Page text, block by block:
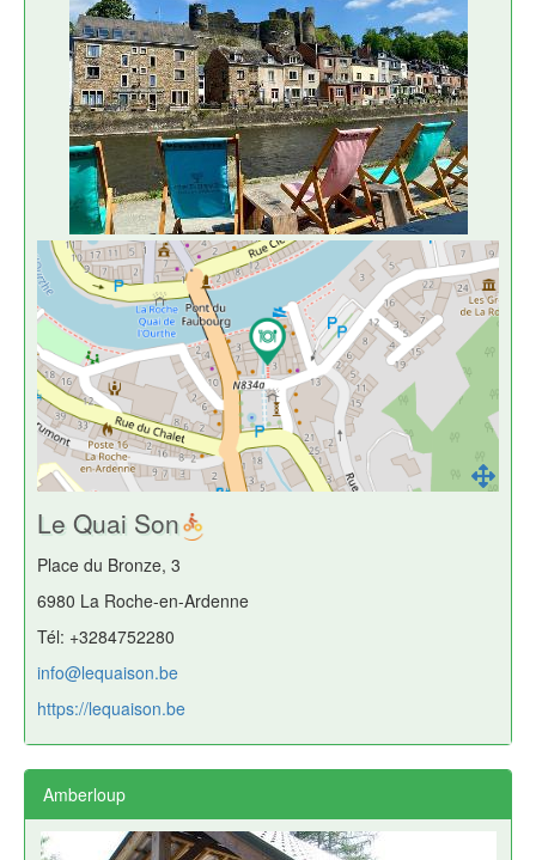
Le Quai Son
Place du Bronze, 3
6980 La Roche-en-Ardenne
Tél: +3284752280
info@lequaison.be
https://lequaison.be
Amberloup